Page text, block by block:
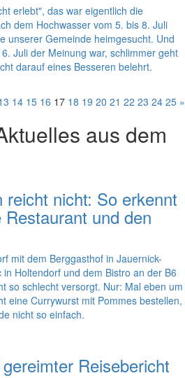
erlebt", das war eigentlich die
dem Hochwasser vom 5. bis 8. Juli
unserer Gemeinde heimgesucht. Und
Juli der Meinung war, schlimmer geht
darauf eines Besseren belehrt.
14 15 16 17 18 19 20 21 22 23 24 25 »
aus dem
reicht nicht: So erkennt
und den
mit dem Berggasthof in Jauernick-
Holtendorf und dem Bistro an der B6
so schlecht versorgt. Nur: Mal eben um
eine Currywurst mit Pommes bestellen,
nicht so einfach.
Reisebericht